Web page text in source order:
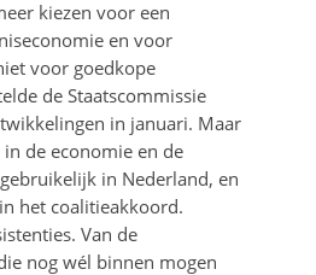
kiezen voor een
en voor
voor goedkope
de Staatscommissie
in januari. Maar
de economie en de
in Nederland, en
het coalitieakkoord.
Van de
nog wél binnen mogen